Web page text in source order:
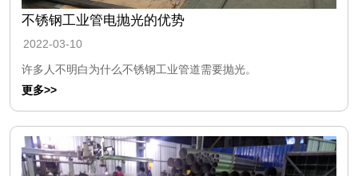
不锈钢工业管电抛光的优势
2022-03-10
许多人不明白为什么不锈钢工业管道需要抛光。
更多>>